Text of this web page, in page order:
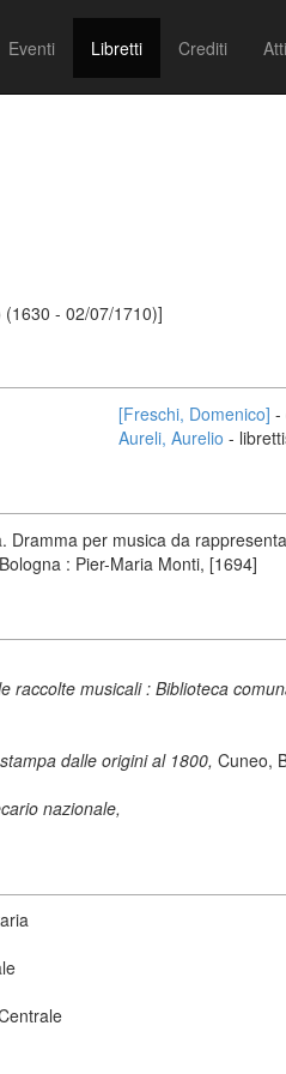
Eventi Libretti Crediti
- 02/07/1710)]
[Freschi, Domenico] -
Aureli, Aurelio -
Dramma per musica da
: Pier-Maria Monti, [1694]
raccolte musicali : Biblioteca
dalle origini al 1800, Cuneo,
nazionale,